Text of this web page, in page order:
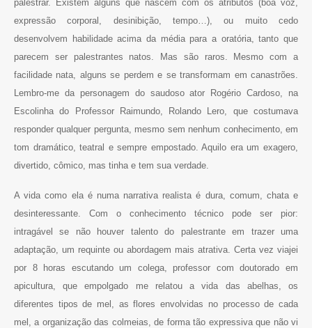
palestrar. Existem alguns que nascem com os atributos (boa voz,
expressão corporal, desinibição, tempo…), ou muito cedo
desenvolvem habilidade acima da média para a oratória, tanto que
parecem ser palestrantes natos. Mas são raros. Mesmo com a
facilidade nata, alguns se perdem e se transformam em canastrões.
Lembro-me da personagem do saudoso ator Rogério Cardoso, na
Escolinha do Professor Raimundo, Rolando Lero, que costumava
responder qualquer pergunta, mesmo sem nenhum conhecimento, em
tom dramático, teatral e sempre empostado. Aquilo era um exagero,
divertido, cômico, mas tinha e tem sua verdade.
A vida como ela é numa narrativa realista é dura, comum, chata e
desinteressante. Com o conhecimento técnico pode ser pior:
intragável se não houver talento do palestrante em trazer uma
adaptação, um requinte ou abordagem mais atrativa. Certa vez viajei
por 8 horas escutando um colega, professor com doutorado em
apicultura, que empolgado me relatou a vida das abelhas, os
diferentes tipos de mel, as flores envolvidas no processo de cada
mel, a organização das colmeias, de forma tão expressiva que não vi